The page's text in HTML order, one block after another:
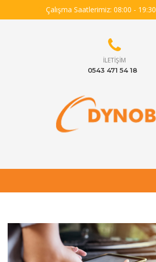
Çalışma Saatlerimiz: 08:00 - 19:30
İLETIŞIM
0543 471 54 18